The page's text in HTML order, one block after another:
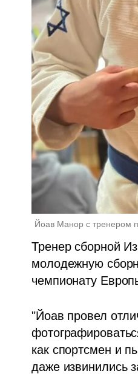
Йоав Манор с тренером
Тренер сборной
молодежную
чемпионату
"Йоав провел
как спортсмен и
даже извинились